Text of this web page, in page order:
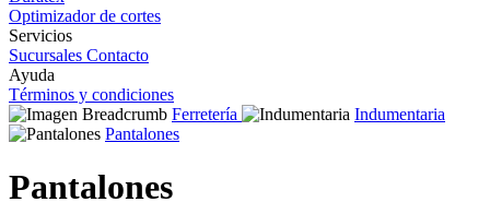
Optimizador de cortes
Servicios
Sucursales Contacto
Ayuda
Términos y condiciones
Ferretería
Indumentaria
Pantalones
Pantalones